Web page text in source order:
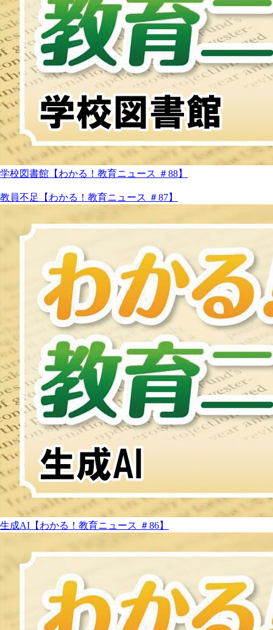
学校図書館【わかる！教育ニュース ＃88】
教員不足【わかる！教育ニュース ＃87】
生成AI【わかる！教育ニュース ＃86】